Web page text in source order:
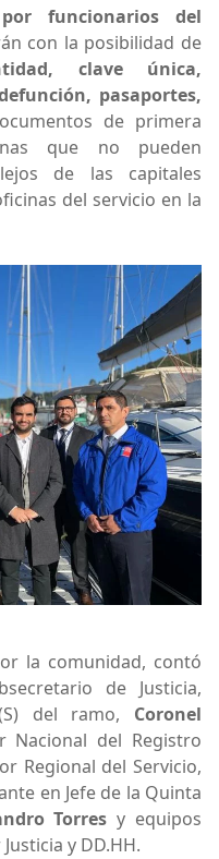
funcionarios del
con la posibilidad de
clave única,
pasaportes,
de primera
que no pueden
de las capitales
del servicio en la
la comunidad, contó
de Justicia,
del ramo, Coronel
Nacional del Registro
Regional del Servicio,
en Jefe de la Quinta
Torres y equipos
y DD.HH.